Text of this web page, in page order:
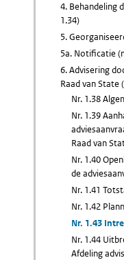
4. Behandeling
1.34)
5.
5a. Notificatie
6. Advisering
Raad van State
Nr. 1.38
Nr. 1.39
Raad van
Nr. 1.40
de
Nr. 1.41
Nr. 1.42
Nr. 1.43
Nr. 1.44
Afdeling